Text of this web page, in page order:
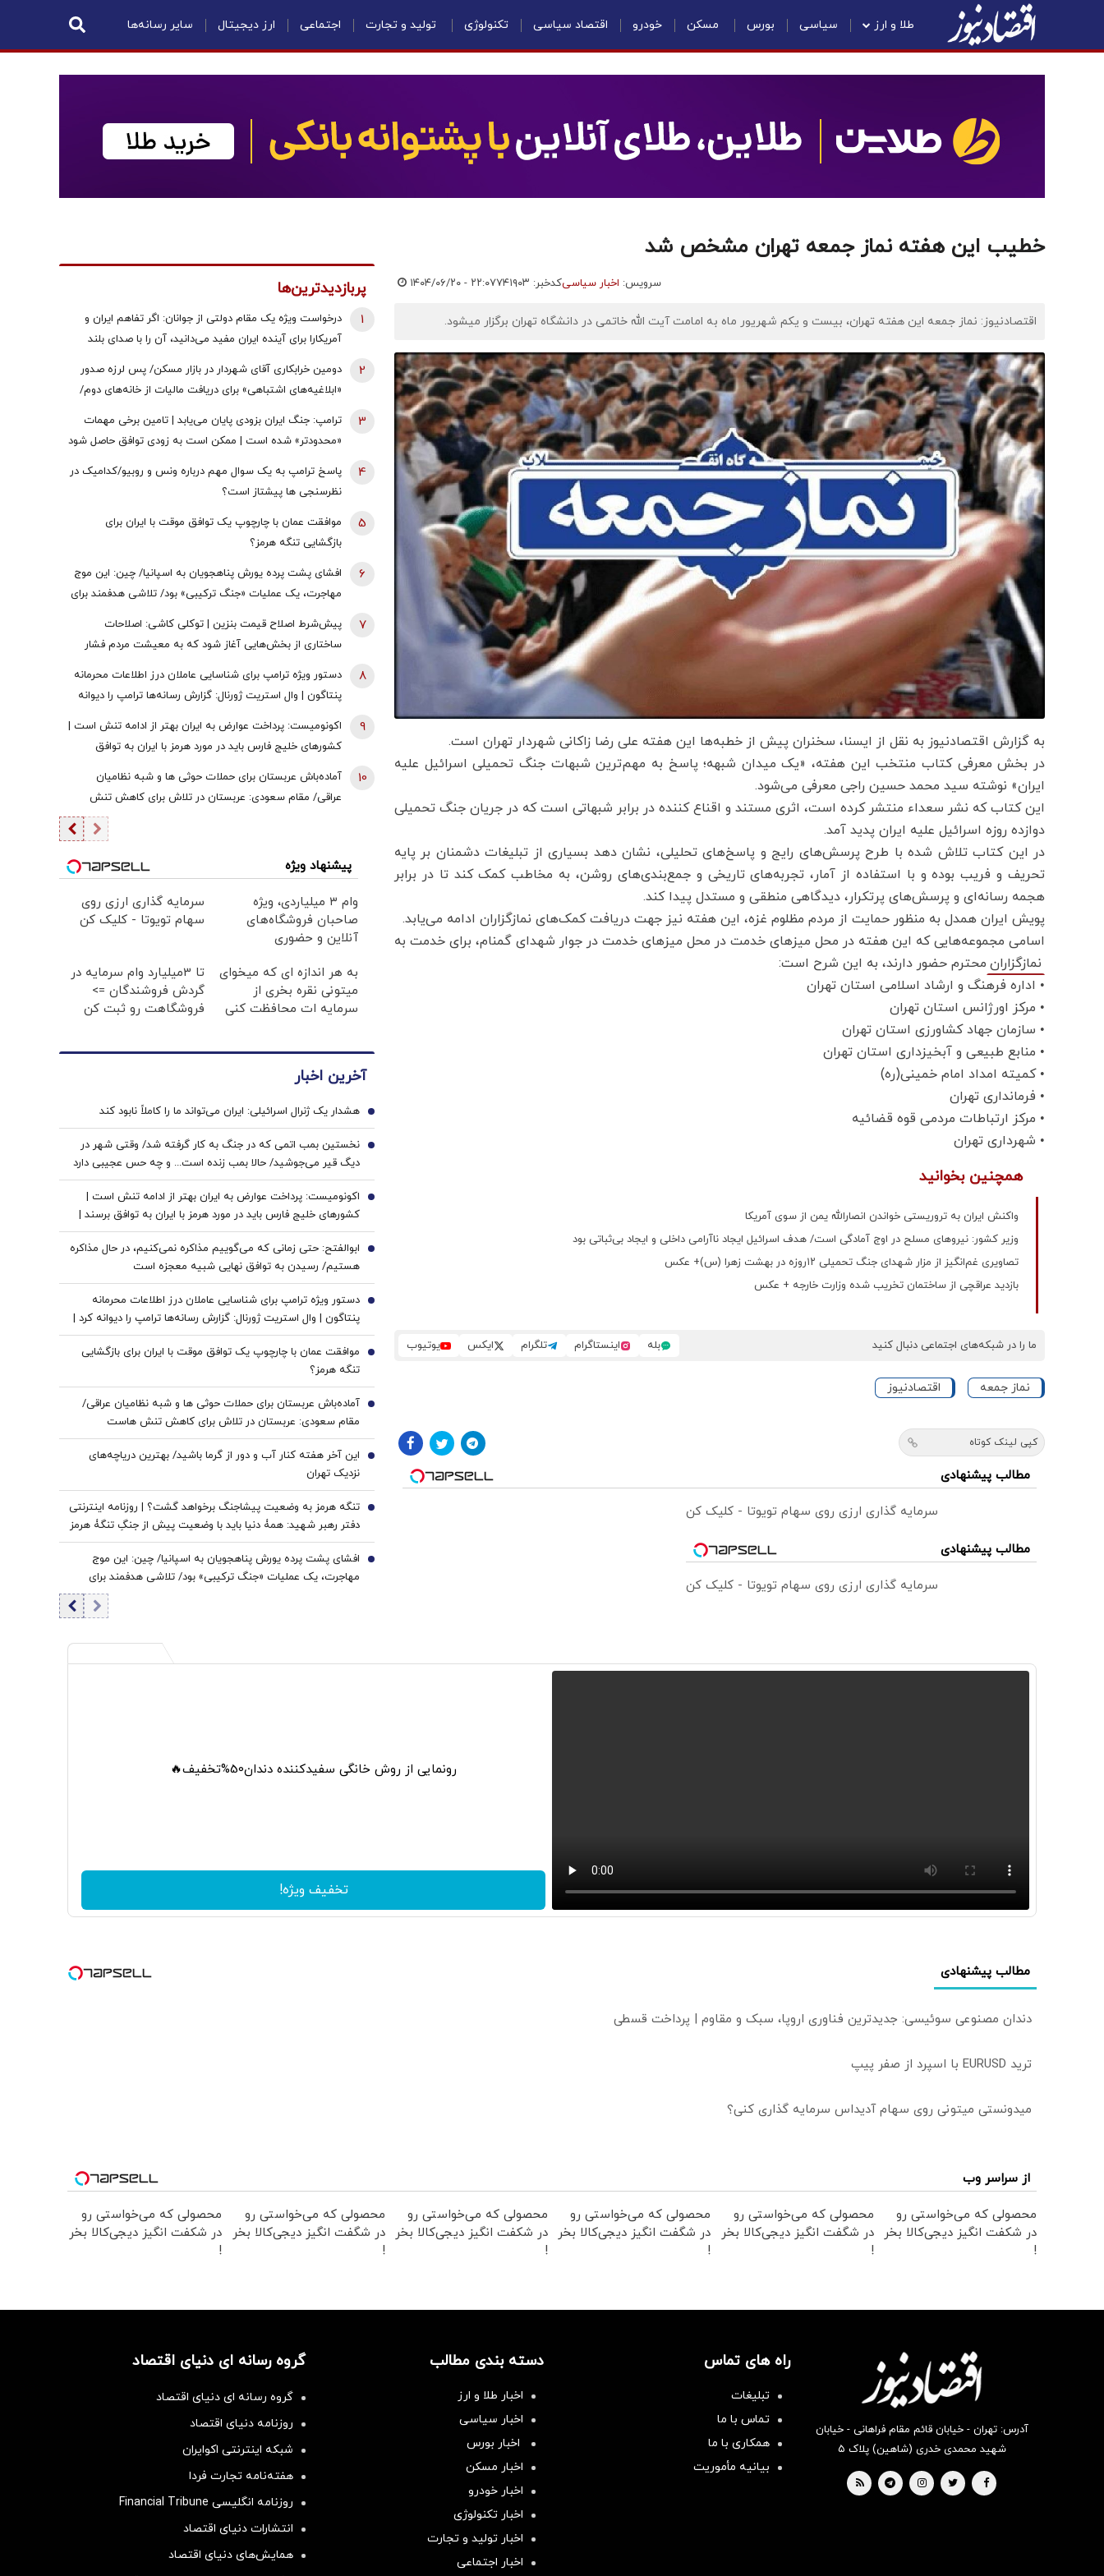
طلا و ارز سیاسی بورس مسکن خودرو اقتصاد سیاسی تکنولوژی تولید و تجارت اجتماعی ارز دیجیتال سایر رسانه‌ها
خطیب این هفته نماز جمعه تهران مشخص شد
سرویس: اخبار سیاسیکدخبر: ۷۴۱۹۰۳ ۱۴۰۴/۰۶/۲۰ - ۲۲:۰۷
اقتصادنیوز: نماز جمعه این هفته تهران، بیست و یکم شهریور ماه به امامت آیت الله خاتمی در دانشگاه تهران برگزار می‎شود.
به گزارش اقتصادنیوز به نقل از ایسنا، سخنران پیش از خطبه‌ها این هفته علی رضا زاکانی شهردار تهران است.
در بخش معرفی کتاب منتخب این هفته، «یک میدان شبهه؛ پاسخ به مهم‌ترین شبهات جنگ تحمیلی اسرائیل علیه
ایران» نوشته سید محمد حسین راجی معرفی می‌شود.
این کتاب که نشر سعداء منتشر کرده است، اثری مستند و اقناع کننده در برابر شبهاتی است که در جریان جنگ تحمیلی
دوازده روزه اسرائیل علیه ایران پدید آمد.
در این کتاب تلاش شده با طرح پرسش‌های رایج و پاسخ‌های تحلیلی، نشان دهد بسیاری از تبلیغات دشمنان بر پایه
تحریف و فریب بوده و با استفاده از آمار، تجربه‌های تاریخی و جمع‌بندی‌های روشن، به مخاطب کمک کند تا در برابر
هجمه رسانه‌ای و پرسش‌های پرتکرار، دیدگاهی منطقی و مستدل پیدا کند.
پویش ایران همدل به منظور حمایت از مردم مظلوم غزه، این هفته نیز جهت دریافت کمک‌های نمازگزاران ادامه می‌یابد.
اسامی مجموعه‌هایی که این هفته در محل میزهای خدمت در محل میزهای خدمت در جوار شهدای گمنام، برای خدمت به
نمازگزاران محترم حضور دارند، به این شرح است:
• اداره فرهنگ و ارشاد اسلامی استان تهران
• مرکز اورژانس استان تهران
• سازمان جهاد کشاورزی استان تهران
• منابع طبیعی و آبخیزداری استان تهران
• کمیته امداد امام خمینی(ره)
• فرمانداری تهران
• مرکز ارتباطات مردمی قوه قضائیه
• شهرداری تهران
همچنین بخوانید
واکنش ایران به تروریستی خواندن انصارالله یمن از سوی آمریکا
وزیر کشور: نیروهای مسلح در اوج آمادگی است/ هدف اسرائیل ایجاد ناآرامی داخلی و ایجاد بی‌ثباتی بود
تصاویری غم‌انگیز از مزار شهدای جنگ تحمیلی ۱۲روزه در بهشت زهرا (س)+ عکس
بازدید عراقچی از ساختمان تخریب شده وزارت خارجه + عکس
ما را در شبکه‌های اجتماعی دنبال کنید بله اینستاگرام تلگرام ایکس یوتیوب
نماز جمعه اقتصادنیوز
کپی لینک کوتاه
مطالب پیشنهادی
سرمایه گذاری ارزی روی سهام تویوتا - کلیک کن
مطالب پیشنهادی
سرمایه گذاری ارزی روی سهام تویوتا - کلیک کن
پربازدیدترین‌ها
درخواست ویژه یک مقام دولتی از جوانان: اگر تفاهم ایران و
آمریکارا برای آینده ایران مفید می‌دانید، آن را با صدای بلند
1
دومین خرابکاری آقای شهردار در بازار مسکن/ پس لرزه صدور
«ابلاغیه‌های اشتباهی» برای دریافت مالیات از خانه‌‌های دوم/
ممدانی زیر تیغ رفت
2
ترامپ: جنگ ایران بزودی پایان می‌یابد | تامین برخی مهمات
«محدودتر» شده است | ممکن است به زودی توافق حاصل شود
3
پاسخ ترامپ به یک سوال مهم درباره ونس و روبیو/کدامیک در
نظرسنجی ها پیشتاز است؟
4
موافقت عمان با چارچوپ یک توافق موقت با ایران برای
بازگشایی تنگه هرمز؟
5
افشای پشت پرده یورش پناهجویان به اسپانیا/ چین: این موج
مهاجرت، یک عملیات «جنگ ترکیبی» بود/ تلاشی هدفمند برای
6
پیش‌شرط اصلاح قیمت بنزین | توکلی کاشی: اصلاحات
ساختاری از بخش‌هایی آغاز شود که به معیشت مردم فشار
7
دستور ویژه ترامپ برای شناسایی عاملان درز اطلاعات محرمانه
پنتاگون | وال استریت ژورنال: گزارش رسانه‌ها ترامپ را دیوانه
8
اکونومیست: پرداخت عوارض به ایران بهتر از ادامه تنش است |
کشورهای خلیج فارس باید در مورد هرمز با ایران به توافق
9
آماده‌باش عربستان برای حملات حوثی ها و شبه نظامیان
عراقی/ مقام سعودی: عربستان در تلاش برای کاهش تنش
10
پیشنهاد ویژه
وام ۳ میلیاردی، ویژه
صاحبان فروشگاه‌های
آنلاین و حضوری
سرمایه گذاری ارزی روی
سهام تویوتا - کلیک کن
به هر اندازه ای که میخوای
میتونی نقره بخری از
سرمایه ات محافظت کنی
تا 3میلیارد وام سرمایه در
گردش فروشندگان =>
فروشگاهت رو ثبت کن
آخرین اخبار
هشدار یک ژنرال اسرائیلی: ایران می‌تواند ما را کاملاً نابود کند 1
نخستین بمب اتمی که در جنگ به کار گرفته شد/ وقتی شهر در
دیگ قیر می‌جوشید/ حالا بمب زنده است... و چه حس عجیبی دارد
که پشت سر تو باشد
2
اکونومیست: پرداخت عوارض به ایران بهتر از ادامه تنش است |
کشورهای خلیج فارس باید در مورد هرمز با ایران به توافق برسند |
اعراب در مخمصهِ ترامپ گرفتار شده‌اند
3
ابوالفتح: حتی زمانی که می‌گوییم مذاکره نمی‌کنیم، در حال مذاکره
هستیم/ رسیدن به توافق نهایی شبیه معجزه است
4
دستور ویژه ترامپ برای شناسایی عاملان درز اطلاعات محرمانه
پنتاگون | وال استریت ژورنال: گزارش رسانه‌ها ترامپ را دیوانه کرد |
ایران جسورتر می شود اگر...
5
موافقت عمان با چارچوپ یک توافق موقت با ایران برای بازگشایی
تنگه هرمز؟
6
آماده‌باش عربستان برای حملات حوثی ها و شبه نظامیان عراقی/
مقام سعودی: عربستان در تلاش برای کاهش تنش هاست
7
این آخر هفته کنار آب و دور از گرما باشید/ بهترین دریاچه‌های
نزدیک تهران
8
تنگه هرمز به وضعیت پیشاجنگ برخواهد گشت؟ | روزنامه اینترنتی
دفتر رهبر شهید: همۀ دنیا باید با وضعیت پیش از جنگِ تنگۀ هرمز
خداحافظی کنند
9
افشای پشت پرده یورش پناهجویان به اسپانیا/ چین: این موج
مهاجرت، یک عملیات «جنگ ترکیبی» بود/ تلاشی هدفمند برای
10
رونمایی از روش خانگی سفیدکننده دندان50%تخفیف🔥
تخفیف ویژه!
مطالب پیشنهادی
دندان مصنوعی سوئیسی: جدیدترین فناوری اروپا، سبک و مقاوم | پرداخت قسطی
ترید EURUSD با اسپرد از صفر پیپ
میدونستی میتونی روی سهام آدیداس سرمایه گذاری کنی؟
از سراسر وب
محصولی که می‌خواستی رو
در شکفت انگیز دیجی‌کالا بخر
!
محصولی که می‌خواستی رو
در شگفت انگیز دیجی‌کالا بخر
!
محصولی که می‌خواستی رو
در شگفت انگیز دیجی‌کالا بخر
!
محصولی که می‌خواستی رو
در شکفت انگیز دیجی‌کالا بخر
!
محصولی که می‌خواستی رو
در شگفت انگیز دیجی‌کالا بخر
!
محصولی که می‌خواستی رو
در شکفت انگیز دیجی‌کالا بخر
!
آدرس: تهران - خیابان قائم مقام فراهانی - خیابان
شهید محمدی خدری (شاهین) پلاک ۵
راه های تماس
تبلیغات
تماس با ما
همکاری با ما
بیانیه مأموریت
دسته بندی مطالب
اخبار طلا و ارز
اخبار سیاسی
اخبار بورس
اخبار مسکن
اخبار خودرو
اخبار تکنولوژی
اخبار تولید و تجارت
اخبار اجتماعی
گروه رسانه ای دنیای اقتصاد
گروه رسانه ای دنیای اقتصاد
روزنامه دنیای اقتصاد
شبکه اینترنتی اکوایران
هفته‌نامه تجارت فردا
روزنامه انگلیسی Financial Tribune
انتشارات دنیای اقتصاد
همایش‌های دنیای اقتصاد